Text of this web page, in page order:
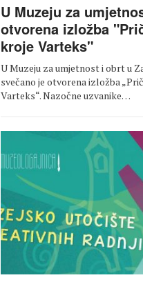
U Muzeju za
otvorena izložba
kroje Varteks"
U Muzeju za umjetnost i obrt u
svečano je otvorena izložba
Varteks“. Nazočne uzvanike…